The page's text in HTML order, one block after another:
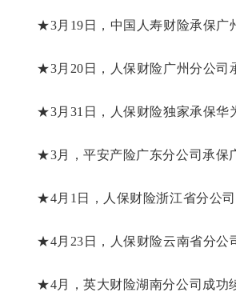
★3月19日，中国人寿财险承保广
★3月20日，人保财险广州分公司
★3月31日，人保财险独家承保华
★3月，平安产险广东分公司承保
★4月1日，人保财险浙江省分公
★4月23日，人保财险云南省分公
★4月，英大财险湖南分公司成功